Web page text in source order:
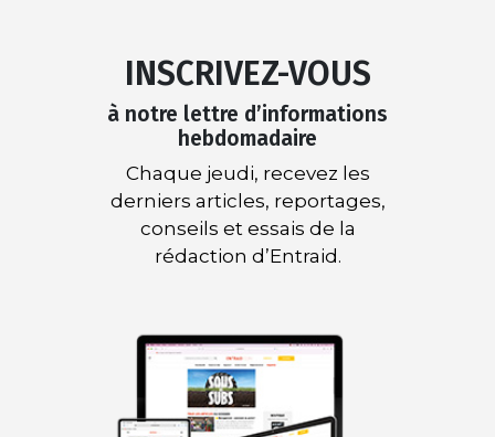
INSCRIVEZ-VOUS
à notre lettre d’informations
hebdomadaire
Chaque jeudi, recevez les
derniers articles, reportages,
conseils et essais de la
rédaction d’Entraid.